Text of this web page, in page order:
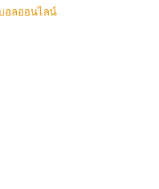
อลออนไลน์